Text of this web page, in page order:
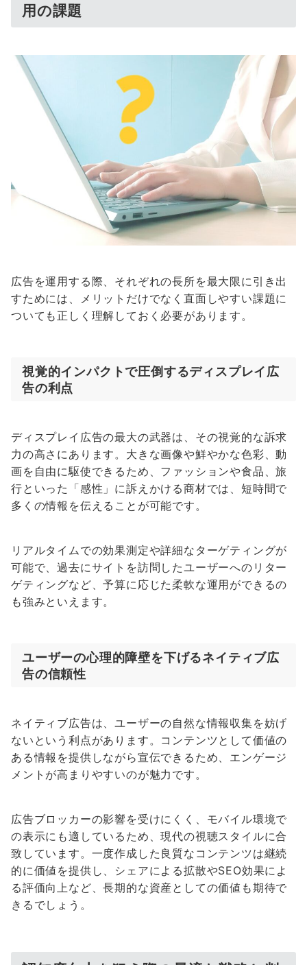
用の課題
広告を運用する際、それぞれの長所を最大限に引き出
すためには、メリットだけでなく直面しやすい課題に
ついても正しく理解しておく必要があります。
視覚的インパクトで圧倒するディスプレイ広
告の利点
ディスプレイ広告の最大の武器は、その視覚的な訴求
力の高さにあります。大きな画像や鮮やかな色彩、動
画を自由に駆使できるため、ファッションや食品、旅
行といった「感性」に訴えかける商材では、短時間で
多くの情報を伝えることが可能です。
リアルタイムでの効果測定や詳細なターゲティングが
可能で、過去にサイトを訪問したユーザーへのリター
ゲティングなど、予算に応じた柔軟な運用ができるの
も強みといえます。
ユーザーの心理的障壁を下げるネイティブ広
告の信頼性
ネイティブ広告は、ユーザーの自然な情報収集を妨げ
ないという利点があります。コンテンツとして価値の
ある情報を提供しながら宣伝できるため、エンゲージ
メントが高まりやすいのが魅力です。
広告ブロッカーの影響を受けにくく、モバイル環境で
の表示にも適しているため、現代の視聴スタイルに合
致しています。一度作成した良質なコンテンツは継続
的に価値を提供し、シェアによる拡散やSEO効果によ
る評価向上など、長期的な資産としての価値も期待で
きるでしょう。